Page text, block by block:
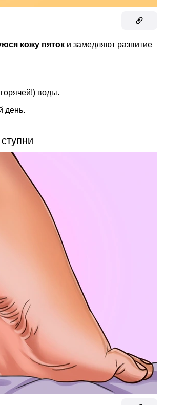
кожу пяток и замедляют развитие
воды.
день.